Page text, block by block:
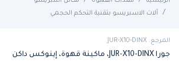
آلات الاسبريسو بتقنية التحكم الحجمي
المرجع: JUR-X10-DINX
جورا JUR-X10-DINX، ماكينة قهوة، إينوكس داكن